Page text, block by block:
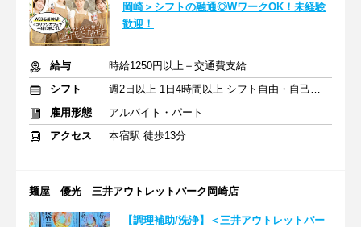
岡崎＞シフトの融通◎WワークOK！未経験
歓迎！
給与
時給1250円以上＋交通費支給
シフト
週2日以上 1日4時間以上 シフト自由・自己申告
雇用形態
アルバイト・パート
アクセス
本宿駅 徒歩13分
麺屋 優光 三井アウトレットパーク岡崎店
【調理補助/洗浄】＜三井アウトレットパー